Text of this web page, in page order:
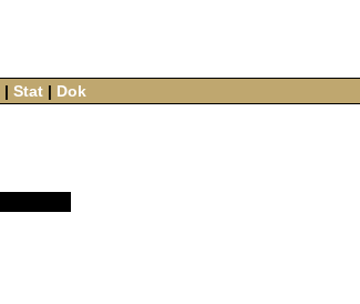
‌ |‌ Stat‌ |‌ Dok